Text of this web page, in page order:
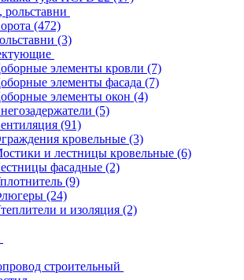
рольставни
(472)
(3)
элементы кровли (7)
элементы фасада (7)
элементы окон (4)
(5)
(91)
кровельные (3)
и лестницы кровельные (6)
фасадные (2)
(9)
(24)
и изоляция (2)
строительный